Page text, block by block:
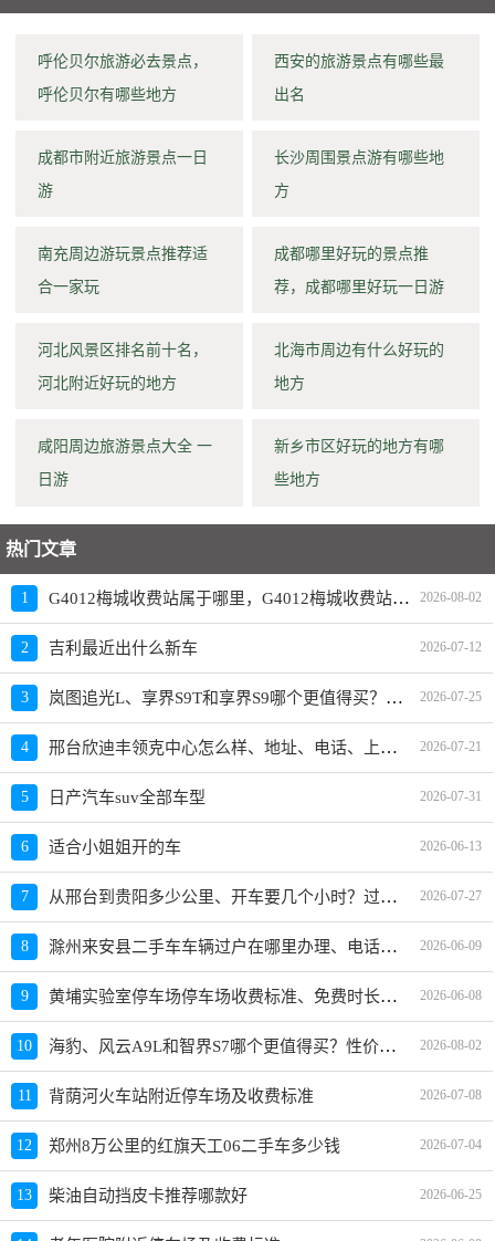
呼伦贝尔旅游必去景点，
呼伦贝尔有哪些地方
西安的旅游景点有哪些最
出名
成都市附近旅游景点一日
游
长沙周围景点游有哪些地
方
南充周边游玩景点推荐适
合一家玩
成都哪里好玩的景点推
荐，成都哪里好玩一日游
河北风景区排名前十名，
河北附近好玩的地方
北海市周边有什么好玩的
地方
咸阳周边旅游景点大全 一
日游
新乡市区好玩的地方有哪
些地方
热门文章
1 G4012梅城收费站属于哪里，G4012梅城收费站入口的详细地址 2026-08-02
2 吉利最近出什么新车 2026-07-12
3 岚图追光L、享界S9T和享界S9哪个更值得买？性价比、配置对比 2026-07-25
4 邢台欣迪丰领克中心怎么样、地址、电话、上班时间查询 2026-07-21
5 日产汽车suv全部车型 2026-07-31
6 适合小姐姐开的车 2026-06-13
7 从邢台到贵阳多少公里、开车要几个小时？过路费、油费等 2026-07-27
8 滁州来安县二手车车辆过户在哪里办理、电话、上班时间 2026-06-09
9 黄埔实验室停车场停车场收费标准、免费时长、日租月租信息 2026-06-08
10 海豹、风云A9L和智界S7哪个更值得买？性价比、配置对比 2026-08-02
11 背荫河火车站附近停车场及收费标准 2026-07-08
12 郑州8万公里的红旗天工06二手车多少钱 2026-07-04
13 柴油自动挡皮卡推荐哪款好 2026-06-25